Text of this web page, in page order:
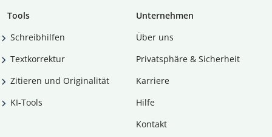
Tools
Schreibhilfen
Textkorrektur
Zitieren und Originalität
KI-Tools
Unternehmen
Über uns
Privatsphäre & Sicherheit
Karriere
Hilfe
Kontakt